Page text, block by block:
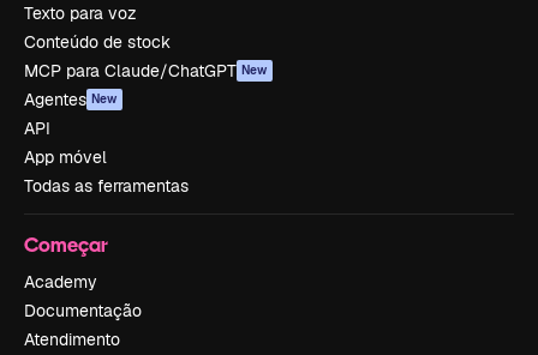
Texto para voz
Conteúdo de stock
MCP para Claude/ChatGPT New
Agentes New
API
App móvel
Todas as ferramentas
Começar
Academy
Documentação
Atendimento